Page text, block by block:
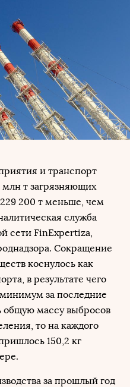
и транспорт
т загрязняющих
200 т меньше, чем
служба
сети FinExpertiza,
Сокращение
коснулось как
в результате чего
за последние
общую массу выбросов
то на каждого
150,2 кг
за прошлый год